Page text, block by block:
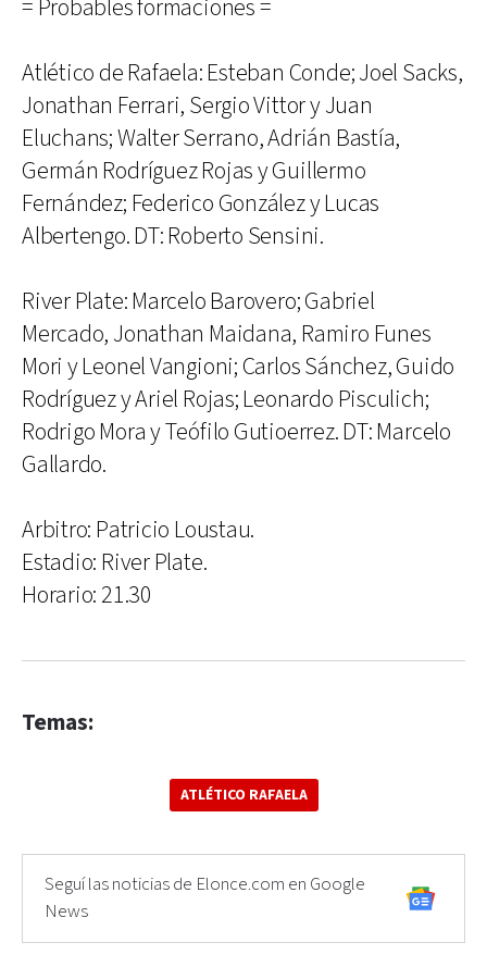
= Probables formaciones =
Atlético de Rafaela: Esteban Conde; Joel Sacks,
Jonathan Ferrari, Sergio Vittor y Juan
Eluchans; Walter Serrano, Adrián Bastía,
Germán Rodríguez Rojas y Guillermo
Fernández; Federico González y Lucas
Albertengo. DT: Roberto Sensini.
River Plate: Marcelo Barovero; Gabriel
Mercado, Jonathan Maidana, Ramiro Funes
Mori y Leonel Vangioni; Carlos Sánchez, Guido
Rodríguez y Ariel Rojas; Leonardo Pisculich;
Rodrigo Mora y Teófilo Gutioerrez. DT: Marcelo
Gallardo.
Arbitro: Patricio Loustau.
Estadio: River Plate.
Horario: 21.30
Temas:
ATLÉTICO RAFAELA
Seguí las noticias de Elonce.com en Google
News